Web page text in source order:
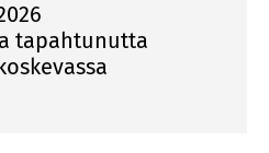
tapahtunutta